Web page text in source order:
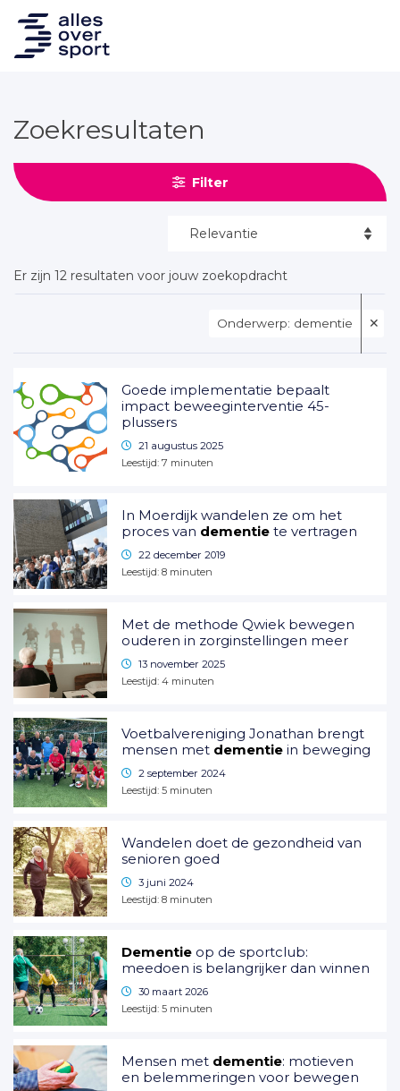
Zoekresultaten
Filter
Er zijn 12 resultaten voor jouw zoekopdracht
Onderwerp: dementie ✕
Goede implementatie bepaalt
impact beweeginterventie 45-
plussers
21 augustus 2025
Leestijd: 7 minuten
In Moerdijk wandelen ze om het
proces van dementiete vertragen
22 december 2019
Leestijd: 8minuten
Met de methode Qwiek bewegen
ouderen in zorginstellingen meer
13 november 2025
Leestijd: 4minuten
Voetbalvereniging Jonathan brengt
mensen met dementiein beweging
2 september 2024
Leestijd: 5minuten
Wandelen doet de gezondheid van
senioren goed
3 juni 2024
Leestijd: 8minuten
Dementieop de sportclub:
meedoen is belangrijker dan winnen
30 maart 2026
Leestijd: 5minuten
Mensen met dementie: motieven
en belemmeringen voor bewegen